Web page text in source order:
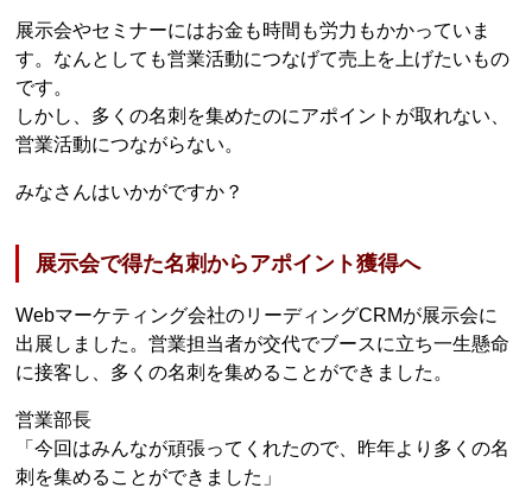
展示会やセミナーにはお金も時間も労力もかかっていま
す。なんとしても営業活動につなげて売上を上げたいもの
です。
しかし、多くの名刺を集めたのにアポイントが取れない、
営業活動につながらない。
みなさんはいかがですか？
展示会で得た名刺からアポイント獲得へ
Webマーケティング会社のリーディングCRMが展示会に
出展しました。営業担当者が交代でブースに立ち一生懸命
に接客し、多くの名刺を集めることができました。
営業部長
「今回はみんなが頑張ってくれたので、昨年より多くの名
刺を集めることができました」